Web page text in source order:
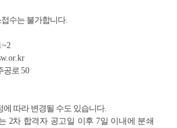
접수는 불가합니다.
공로50
에 따라 변경될 수도 있습니다.
2차 합격자 공고일 이후 7일 이내에 분쇄